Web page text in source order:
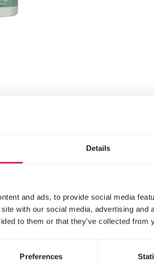
Details
and ads, to provide social media
with our social media, advertising
to them or that they’ve collected
Preferences